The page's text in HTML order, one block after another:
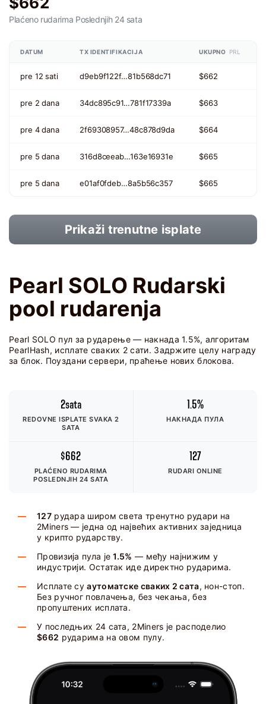
Plaćeno rudarima Poslednjih 24 sata
DATUM TX IDENTIFIKACIJA UKUPNO PRL
pre 12 sati d9eb9f122f…81b568dc71 $662
pre 2 dana 34dc895c91…781f17339a $663
pre 4 dana 2f69308957…48c878d9da $664
pre 5 dana 316d8ceeab…163e16931e $665
pre 5 dana e01af0fdeb…8a5b56c357 $665
Prikaži trenutne isplate
Pearl SOLO Rudarski
pool rudarenja
Pearl SOLO пул за рударење — накнада 1.5%, алгоритам
PearlHash, исплате сваких 2 сати. Задржите целу награду
за блок. Поуздани сервери, праћење нових блокова.
2sata
REDOVNE ISPLATE SVAKA 2
SATA
1.5%
НАКНАДА ПУЛА
$662
PLAĆENO RUDARIMA
POSLEDNJIH 24 SATA
127
RUDARI ONLINE
127рудара широм света тренутно рудари на
2Miners — једна од највећих активних заједница
у крипто рударству.
Провизија пула је1.5% — међу најнижим у
индустрији. Остатак иде директно рударима.
Исплате суаутоматске сваких 2 сата, нон-стоп.
Без ручног повлачења, без чекања, без
пропуштених исплата.
У последњих 24 сата, 2Miners је расподелио
$662 рударима на овом пулу.